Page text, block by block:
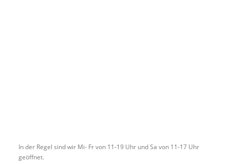
In der Regel sind wir Mi- Fr von 11-19 Uhr und Sa von 11-17 Uhr
geöffnet.